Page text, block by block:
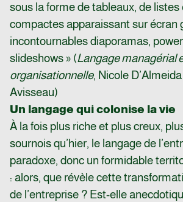
sous la forme de tableaux, de listes
compactes apparaissant sur écran
incontournables diaporamas,
slideshows » (Langage managérial
organisationnelle, Nicole
Avisseau)
Un langage qui colonise la vie
À la fois plus riche et plus creux,
sournois qu’hier, le langage de
paradoxe, donc un formidable
: alors, que révèle cette
de l’entreprise ? Est-elle